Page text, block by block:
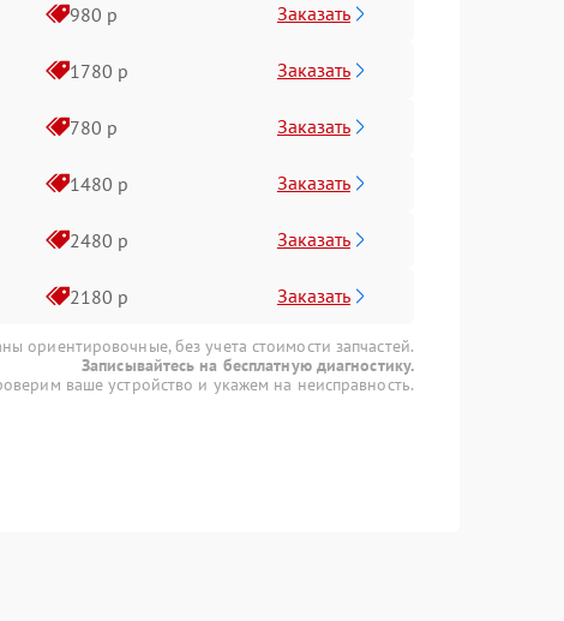
980 р Заказать
1780 р Заказать
780 р Заказать
1480 р Заказать
2480 р Заказать
2180 р Заказать
ориентировочные, без учета стоимости запчастей.
Записывайтесь на бесплатную диагностику.
ваше устройство и укажем на неисправность.